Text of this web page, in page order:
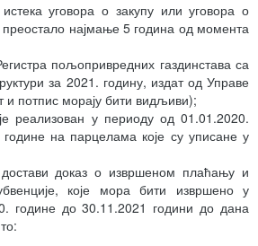
уговора о закупу или уговора о
најмање 5 година од момента
пољопривредних газдинстава са
за 2021. годину, издат од Управе
и потпис морају бити видљиви);
реализован у периоду од 01.01.2020.
на парцелама које су уписане у
доказ о извршеном плаћању и
које мора бити извршено у
године до 30.11.2021 години до дана